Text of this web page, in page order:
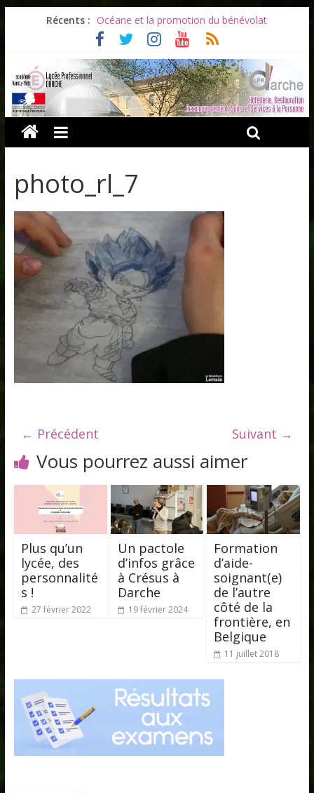
Récents : Océane et la promotion du bénévolat
Bonnes vacances à tous !
Infos rentrée septembre 2026
Soirée d’adieux au Lycée Darche
Les ULiS en haut du podium
photo_rl_7
← Précédent Suivant →
Vous pourrez aussi aimer
Plus qu’un
lycée, des
personnalité
s !
27 février 2022
Un pactole
d’infos grâce
à Crésus à
Darche
19 février 2024
Formation
d’aide-
soignant(e)
de l’autre
côté de la
frontière, en
Belgique
11 juillet 2018